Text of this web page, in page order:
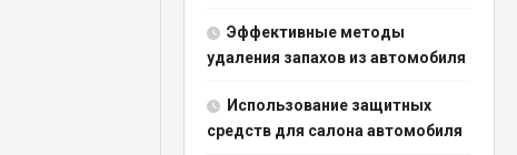
Эффективные методы
удаления запахов из автомобиля
Использование защитных
средств для салона автомобиля